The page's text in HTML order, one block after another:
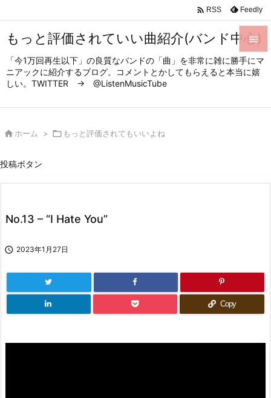
もっと評価されていい曲紹介(バンド中心)
「今1万回再生以下」の良質なバンドの「曲」を非常に雑に勝手にマ
ニアックに紹介するブログ。コメントとかしてもらえると本当に嬉
しい。TWITTER → @ListenMusicTube


メニュ
サイド
 RSS Feedly
 ホーム >  もっと評価されてもいいよね
投稿ボタン
No.13 – “I Hate You”
 2023年1月27日
Copy